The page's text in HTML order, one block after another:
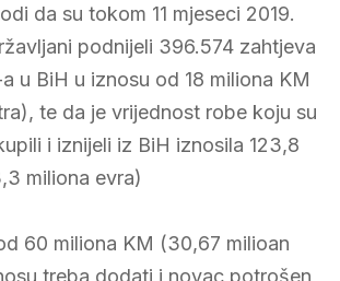
da su tokom 11 mjeseci 2019.
podnijeli 396.574 zahtjeva
u BiH u iznosu od 18 miliona KM
te da je vrijednost robe koju su
i iznijeli iz BiH iznosila 123,8
miliona evra)
60 miliona KM (30,67 milioan
treba dodati i novac potrošen